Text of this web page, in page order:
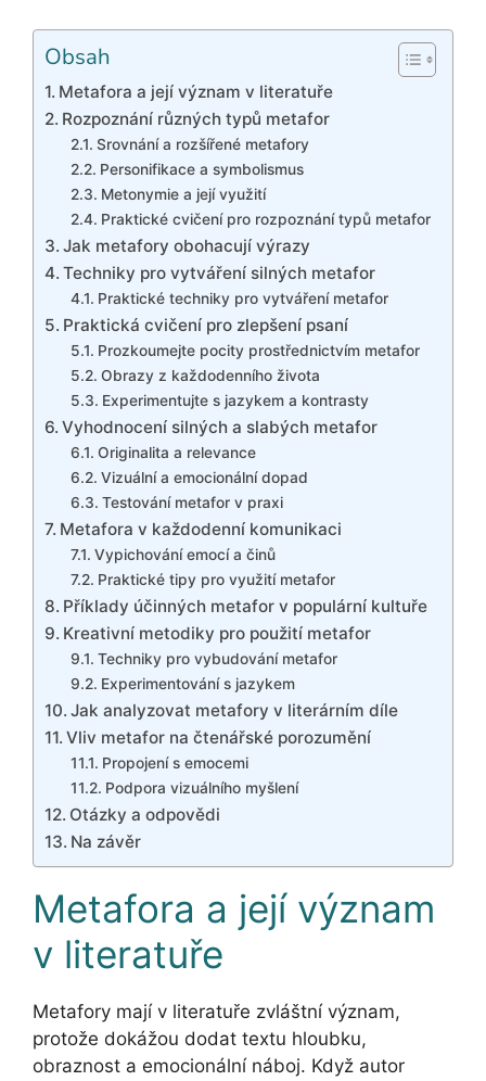
Obsah
Metafora a její význam v literatuře
Rozpoznání různých typů metafor
Srovnání a rozšířené metafory
Personifikace a symbolismus
Metonymie a její využití
Praktické cvičení pro rozpoznání typů metafor
Jak metafory obohacují výrazy
Techniky pro vytváření silných metafor
Praktické techniky pro vytváření metafor
Praktická cvičení pro zlepšení psaní
Prozkoumejte pocity prostřednictvím metafor
Obrazy z každodenního života
Experimentujte s jazykem a kontrasty
Vyhodnocení silných a slabých metafor
Originalita a relevance
Vizuální a emocionální dopad
Testování metafor v praxi
Metafora v každodenní komunikaci
Vypichování emocí a činů
Praktické tipy pro využití metafor
Příklady účinných metafor v populární kultuře
Kreativní metodiky pro použití metafor
Techniky pro vybudování metafor
Experimentování s jazykem
Jak analyzovat metafory v literárním díle
Vliv metafor na čtenářské porozumění
Propojení s emocemi
Podpora vizuálního myšlení
Otázky a odpovědi
Na závěr
Metafora a její význam
v literatuře
Metafory mají v literatuře zvláštní význam,
protože dokážou dodat textu hloubku,
obraznost a emocionální náboj. Když autor